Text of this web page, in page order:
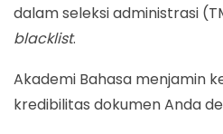
dalam seleksi administrasi
blacklist.
Akademi Bahasa menjamin
kredibilitas dokumen Anda